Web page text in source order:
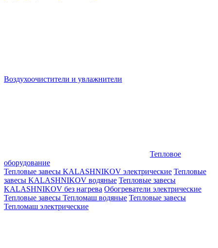
Воздухоочистители и увлажнители
Тепловое
оборудование
Тепловые завесы KALASHNIKOV электрические Тепловые
завесы KALASHNIKOV водяные Тепловые завесы
KALASHNIKOV без нагрева Обогреватели электрические
Тепловые завесы Тепломаш водяные Тепловые завесы
Тепломаш электрические